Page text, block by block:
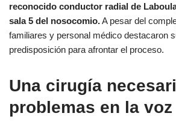
reconocido conductor radial de
sala 5 del nosocomio.A pesar del
familiares y personal médico destacaron
predisposición para afrontar el proceso.
Una cirugía
problemas en la voz